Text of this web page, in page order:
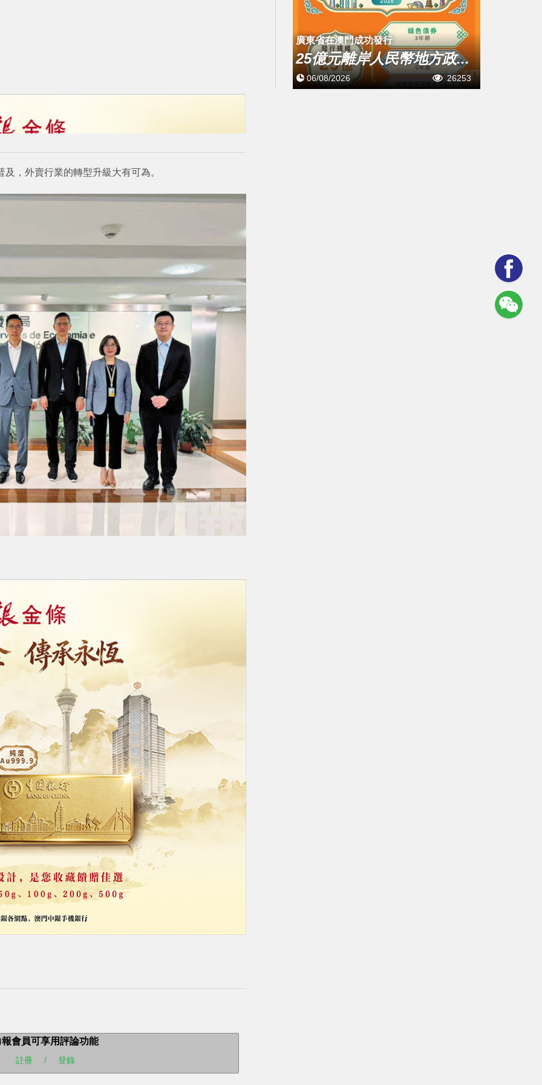
，外賣行業的轉型升級大有可為。
會員可享用評論功能
註冊 / 登錄
廣東省在澳門成功發行
25億元離岸人民幣地方政...
06/08/2026 26253